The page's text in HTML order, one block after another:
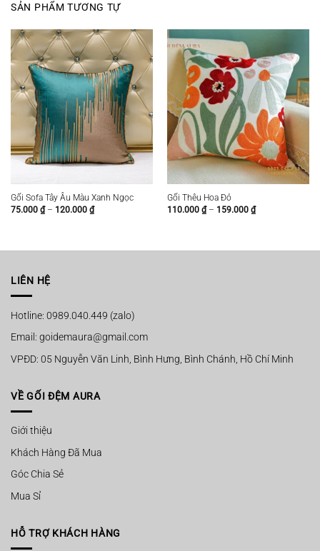
SẢN PHẨM TƯƠNG TỰ
Gối Sofa Tây Âu Màu Xanh Ngọc
75.000 ₫ – 120.000 ₫Khoảng
120.000 ₫
Gối Thêu Hoa Đỏ
110.000 ₫ – 159.000 ₫Khoảng
159.000 ₫
LIÊN HỆ
Hotline: 0989.040.449 (zalo)
Email: goidemaura@gmail.com
VPĐD: 05 Nguyễn Văn Linh, Bình Hưng, Bình Chánh, Hồ Chí Minh
VỀ GỐI ĐỆM AURA
Giới thiệu
Khách Hàng Đã Mua
Góc Chia Sẻ
Mua Sỉ
HỖ TRỢ KHÁCH HÀNG